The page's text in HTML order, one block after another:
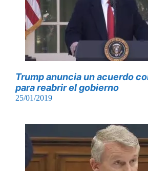
Trump anuncia un acuerdo
para reabrir el gobierno
25/01/2019